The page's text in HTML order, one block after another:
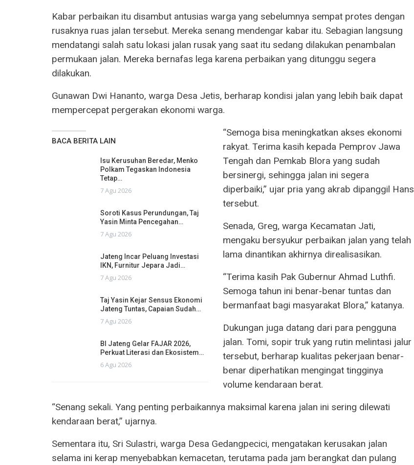
Kabar perbaikan itu disambut antusias warga yang sebelumnya sempat protes dengan
rusaknya ruas jalan tersebut. Mereka senang mendengar kabar itu. Sebagian langsung
mendatangi salah satu lokasi jalan rusak yang saat itu sedang dilakukan penambalan
permukaan jalan. Mereka bernafas lega karena perbaikan yang ditunggu segera
dilakukan.
Gunawan Dwi Hananto, warga Desa Jetis, berharap kondisi jalan yang lebih baik dapat
mempercepat pergerakan ekonomi warga.
BACA BERITA LAIN
Isu Kerusuhan Beredar, Menko
Polkam Tegaskan Indonesia
Tetap…
7 Agu 2026
Soroti Kasus Perundungan, Taj
Yasin Minta Pencegahan…
7 Agu 2026
Jateng Incar Peluang Investasi
IKN, Furnitur Jepara Jadi…
7 Agu 2026
Taj Yasin Kejar Sensus Ekonomi
Jateng Tuntas, Capaian Sudah…
7 Agu 2026
BI Jateng Gelar FAJAR 2026,
Perkuat Literasi dan Ekosistem…
6 Agu 2026
“Semoga bisa meningkatkan akses ekonomi
rakyat. Terima kasih kepada Pemprov Jawa
Tengah dan Pemkab Blora yang sudah
bersinergi, sehingga jalan ini segera
diperbaiki,” ujar pria yang akrab dipanggil Hans
tersebut.
Senada, Greg, warga Kecamatan Jati,
mengaku bersyukur perbaikan jalan yang telah
lama dinantikan akhirnya direalisasikan.
“Terima kasih Pak Gubernur Ahmad Luthfi.
Semoga tahun ini benar-benar tuntas dan
bermanfaat bagi masyarakat Blora,” katanya.
Dukungan juga datang dari para pengguna
jalan. Tomi, sopir truk yang rutin melintasi jalur
tersebut, berharap kualitas pekerjaan benar-
benar diperhatikan mengingat tingginya
volume kendaraan berat.
“Senang sekali. Yang penting perbaikannya maksimal karena jalan ini sering dilewati
kendaraan berat,” ujarnya.
Sementara itu, Sri Sulastri, warga Desa Gedangpecici, mengatakan kerusakan jalan
selama ini kerap menyebabkan kemacetan, terutama pada jam berangkat dan pulang